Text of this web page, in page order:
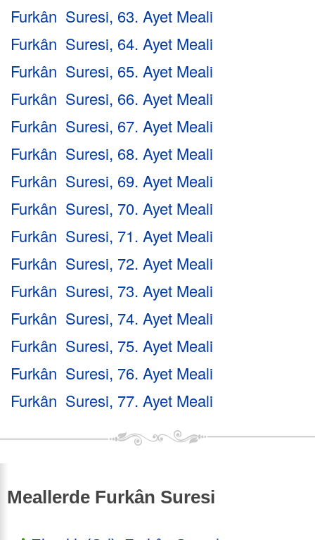
Furkân Suresi, 63. Ayet Meali
Furkân Suresi, 64. Ayet Meali
Furkân Suresi, 65. Ayet Meali
Furkân Suresi, 66. Ayet Meali
Furkân Suresi, 67. Ayet Meali
Furkân Suresi, 68. Ayet Meali
Furkân Suresi, 69. Ayet Meali
Furkân Suresi, 70. Ayet Meali
Furkân Suresi, 71. Ayet Meali
Furkân Suresi, 72. Ayet Meali
Furkân Suresi, 73. Ayet Meali
Furkân Suresi, 74. Ayet Meali
Furkân Suresi, 75. Ayet Meali
Furkân Suresi, 76. Ayet Meali
Furkân Suresi, 77. Ayet Meali
Meallerde Furkân Suresi